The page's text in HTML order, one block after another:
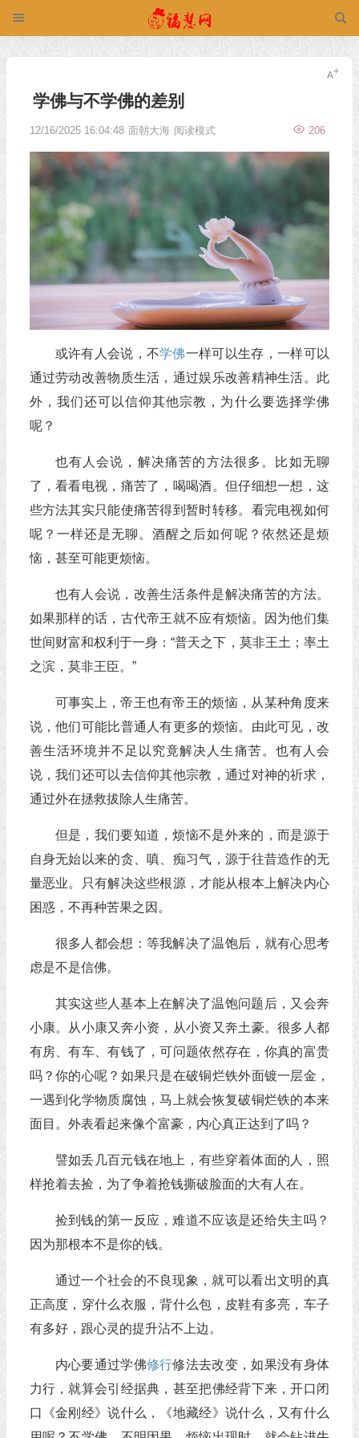
学佛与不学佛的差别
12/16/2025 16:04:48 面朝大海 206
阅读模式
或许有人会说，不学佛一样可以生存，一样可以
通过劳动改善物质生活，通过娱乐改善精神生活。此
外，我们还可以信仰其他宗教，为什么要选择学佛
呢？
也有人会说，解决痛苦的方法很多。比如无聊
了，看看电视，痛苦了，喝喝酒。但仔细想一想，这
些方法其实只能使痛苦得到暂时转移。看完电视如何
呢？一样还是无聊。酒醒之后如何呢？依然还是烦
恼，甚至可能更烦恼。
也有人会说，改善生活条件是解决痛苦的方法。
如果那样的话，古代帝王就不应有烦恼。因为他们集
世间财富和权利于一身：“普天之下，莫非王土；率土
之滨，莫非王臣。”
可事实上，帝王也有帝王的烦恼，从某种角度来
说，他们可能比普通人有更多的烦恼。由此可见，改
善生活环境并不足以究竟解决人生痛苦。也有人会
说，我们还可以去信仰其他宗教，通过对神的祈求，
通过外在拯救拔除人生痛苦。
但是，我们要知道，烦恼不是外来的，而是源于
自身无始以来的贪、嗔、痴习气，源于往昔造作的无
量恶业。只有解决这些根源，才能从根本上解决内心
困惑，不再种苦果之因。
很多人都会想：等我解决了温饱后，就有心思考
虑是不是信佛。
其实这些人基本上在解决了温饱问题后，又会奔
小康。从小康又奔小资，从小资又奔土豪。很多人都
有房、有车、有钱了，可问题依然存在，你真的富贵
吗？你的心呢？如果只是在破铜烂铁外面镀一层金，
一遇到化学物质腐蚀，马上就会恢复破铜烂铁的本来
面目。外表看起来像个富豪，内心真正达到了吗？
譬如丢几百元钱在地上，有些穿着体面的人，照
样抢着去捡，为了争着抢钱撕破脸面的大有人在。
捡到钱的第一反应，难道不应该是还给失主吗？
因为那根本不是你的钱。
通过一个社会的不良现象，就可以看出文明的真
正高度，穿什么衣服，背什么包，皮鞋有多亮，车子
有多好，跟心灵的提升沾不上边。
内心要通过学佛修行修法去改变，如果没有身体
力行，就算会引经据典，甚至把佛经背下来，开口闭
口《金刚经》说什么，《地藏经》说什么，又有什么